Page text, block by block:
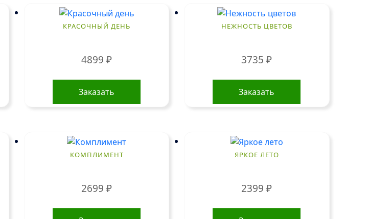
КРАСОЧНЫЙ ДЕНЬ
4899 ₽
Заказать
НЕЖНОСТЬ ЦВЕТОВ
3735₽
Заказать
КОМПЛИМЕНТ
2699 ₽
ЯРКОЕ ЛЕТО
2399₽